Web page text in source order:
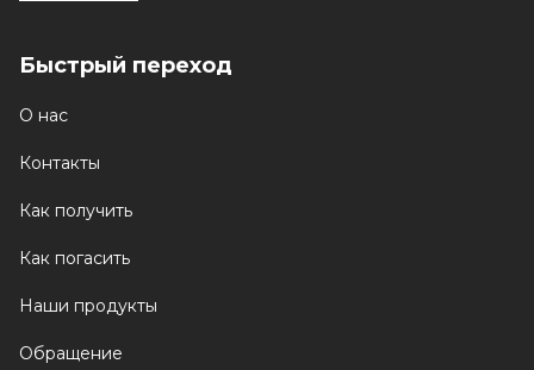
Быстрый переход
О нас
Контакты
Как получить
Как погасить
Наши продукты
Обращение